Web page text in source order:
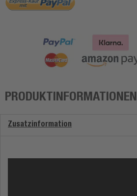
PRODUKTINFORMATIONEN
Zusatzinformation